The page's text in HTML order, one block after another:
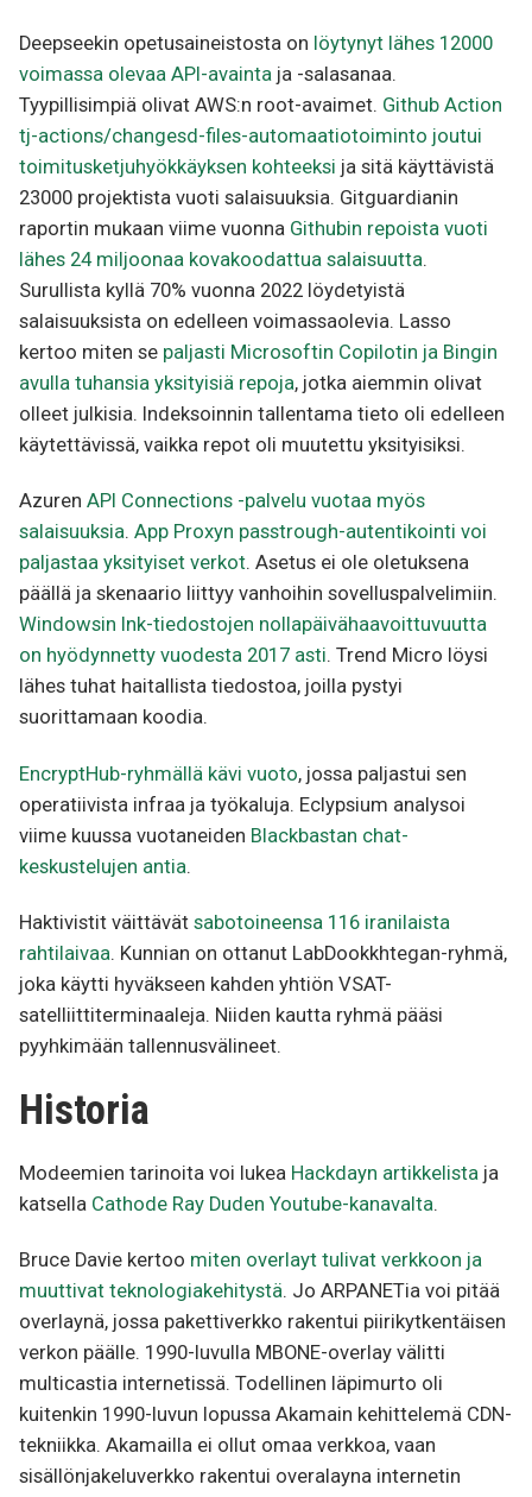
Deepseekin opetusaineistosta on löytynyt lähes 12000
voimassa olevaa API-avainta ja -salasanaa.
Tyypillisimpiä olivat AWS:n root-avaimet. Github Action
tj-actions/changesd-files-automaatiotoiminto joutui
toimitusketjuhyökkäyksen kohteeksi ja sitä käyttävistä
23000 projektista vuoti salaisuuksia. Gitguardianin
raportin mukaan viime vuonna Githubin repoista vuoti
lähes 24 miljoonaa kovakoodattua salaisuutta.
Surullista kyllä 70% vuonna 2022 löydetyistä
salaisuuksista on edelleen voimassaolevia. Lasso
kertoo miten se paljasti Microsoftin Copilotin ja Bingin
avulla tuhansia yksityisiä repoja, jotka aiemmin olivat
olleet julkisia. Indeksoinnin tallentama tieto oli edelleen
käytettävissä, vaikka repot oli muutettu yksityisiksi.
Azuren API Connections -palvelu vuotaa myös
salaisuuksia. App Proxyn passtrough-autentikointi voi
paljastaa yksityiset verkot. Asetus ei ole oletuksena
päällä ja skenaario liittyy vanhoihin sovelluspalvelimiin.
Windowsin lnk-tiedostojen nollapäivähaavoittuvuutta
on hyödynnetty vuodesta 2017 asti. Trend Micro löysi
lähes tuhat haitallista tiedostoa, joilla pystyi
suorittamaan koodia.
EncryptHub-ryhmällä kävi vuoto, jossa paljastui sen
operatiivista infraa ja työkaluja. Eclypsium analysoi
viime kuussa vuotaneiden Blackbastan chat-
keskustelujen antia.
Haktivistit väittävät sabotoineensa 116 iranilaista
rahtilaivaa. Kunnian on ottanut LabDookkhtegan-ryhmä,
joka käytti hyväkseen kahden yhtiön VSAT-
satelliittiterminaaleja. Niiden kautta ryhmä pääsi
pyyhkimään tallennusvälineet.
Historia
Modeemien tarinoita voi lukea Hackdayn artikkelista ja
katsella Cathode Ray Duden Youtube-kanavalta.
Bruce Davie kertoo miten overlayt tulivat verkkoon ja
muuttivat teknologiakehitystä. Jo ARPANETia voi pitää
overlaynä, jossa pakettiverkko rakentui piirikytkentäisen
verkon päälle. 1990-luvulla MBONE-overlay välitti
multicastia internetissä. Todellinen läpimurto oli
kuitenkin 1990-luvun lopussa Akamain kehittelemä CDN-
tekniikka. Akamailla ei ollut omaa verkkoa, vaan
sisällönjakeluverkko rakentui overalayna internetin